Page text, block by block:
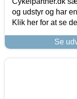
og udstyr og har
Klik her for at se
Se